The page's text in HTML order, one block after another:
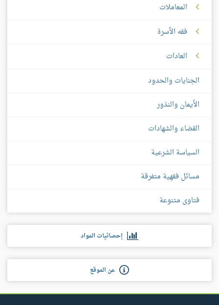
المعاملات
فقه الأسرة
العادات
الجنايات والحدود
الأيمان والنذور
القضاء والشهادات
السياسة الشرعية
مسائل فقهية متفرقة
فتاوى متنوعة
إحصائيات المواد
عن الموقع